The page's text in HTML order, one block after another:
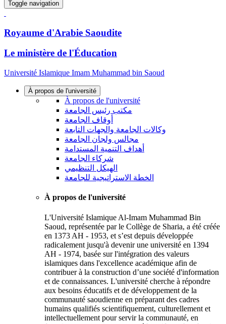
Toggle navigation
Royaume d'Arabie Saoudite
Le ministère de l'Éducation
Université Islamique Imam Muhammad bin Saoud
À propos de l'université
À propos de l'université
مكتب رئيس الجامعة
أوقاف الجامعة
وكالات الجامعة والجهات التابعة
مجالس ولجان الجامعة
أهداف التنمية المستدامة
شركاء الجامعة
الهيكل التنظيمي
الخطة الاستراتيجية للجامعة
À propos de l'université
L'Université Islamique Al-Imam Muhammad Bin
Saoud, représentée par le Collège de Sharia, a été créée
en 1373 AH - 1953, et s’est depuis développée
radicalement jusqu'à devenir une université en 1394
AH - 1974, basée sur l'intégration des valeurs
islamiques dans l'excellence académique afin de
contribuer à la construction d’une société d'information
et de connaissances. L'université cherche à répondre
aux besoins éducatifs et de développement de la
communauté saoudienne en préparant des cadres
humains qualifiés scientifiquement, culturellement et
intellectuellement pour servir la communauté, en